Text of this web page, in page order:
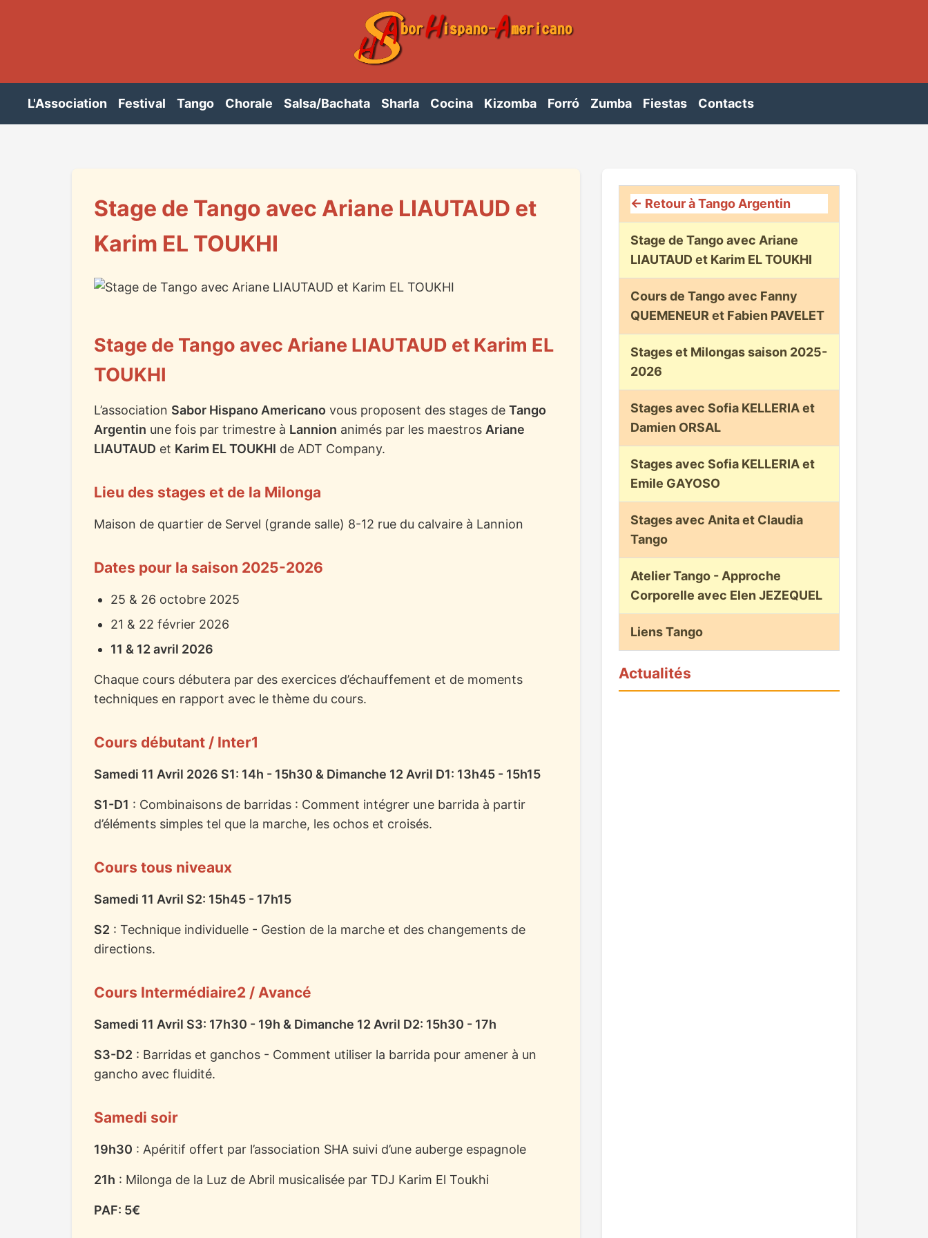
L'Association Festival Tango Chorale Salsa/Bachata Sharla Cocina Kizomba Forró Zumba Fiestas Contacts
Stage de Tango avec Ariane LIAUTAUD et
Karim EL TOUKHI
Stage de Tango avec Ariane LIAUTAUD et Karim EL
TOUKHI
L’association Sabor Hispano Americano vous proposent des stages de Tango
Argentin une fois par trimestre à Lannion animés par les maestros Ariane
LIAUTAUD et Karim EL TOUKHI de ADT Company.
Lieu des stages et de la Milonga
Maison de quartier de Servel (grande salle) 8-12 rue du calvaire à Lannion
Dates pour la saison 2025-2026
25 & 26 octobre 2025
21 & 22 février 2026
11 & 12 avril 2026
Chaque cours débutera par des exercices d’échauffement et de moments
techniques en rapport avec le thème du cours.
Cours débutant / Inter1
Samedi 11 Avril 2026 S1: 14h - 15h30 & Dimanche 12 Avril D1: 13h45 - 15h15
S1-D1 : Combinaisons de barridas : Comment intégrer une barrida à partir
d’éléments simples tel que la marche, les ochos et croisés.
Cours tous niveaux
Samedi 11 Avril S2: 15h45 - 17h15
S2 : Technique individuelle - Gestion de la marche et des changements de
directions.
Cours Intermédiaire2 / Avancé
Samedi 11 Avril S3: 17h30 - 19h & Dimanche 12 Avril D2: 15h30 - 17h
S3-D2 : Barridas et ganchos - Comment utiliser la barrida pour amener à un
gancho avec fluidité.
Samedi soir
19h30 : Apéritif offert par l’association SHA suivi d’une auberge espagnole
21h : Milonga de la Luz de Abril musicalisée par TDJ Karim El Toukhi
PAF: 5€
← Retour à Tango Argentin
Stage de Tango avec Ariane
LIAUTAUD et Karim EL TOUKHI
Cours de Tango avec Fanny
QUEMENEUR et Fabien PAVELET
Stages et Milongas saison 2025-
2026
Stages avec Sofia KELLERIA et
Damien ORSAL
Stages avec Sofia KELLERIA et
Emile GAYOSO
Stages avec Anita et Claudia
Tango
Atelier Tango - Approche
Corporelle avec Elen JEZEQUEL
Liens Tango
Actualités